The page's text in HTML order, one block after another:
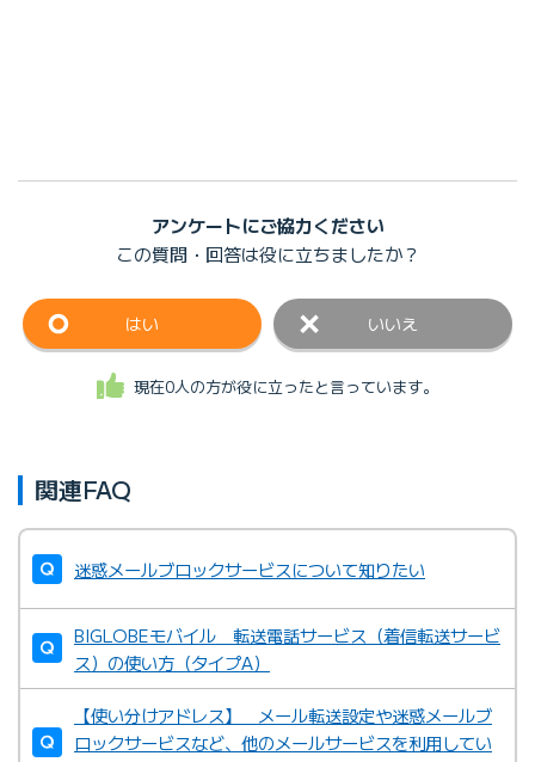
アンケートにご協力ください
この質問・回答は役に立ちましたか？
はい いいえ
現在0人の方が役に立ったと言っています。
関連FAQ
迷惑メールブロックサービスについて知りたい
BIGLOBEモバイル 転送電話サービス（着信転送サービ
ス）の使い方（タイプA）
【使い分けアドレス】 メール転送設定や迷惑メールブ
ロックサービスなど、他のメールサービスを利用してい